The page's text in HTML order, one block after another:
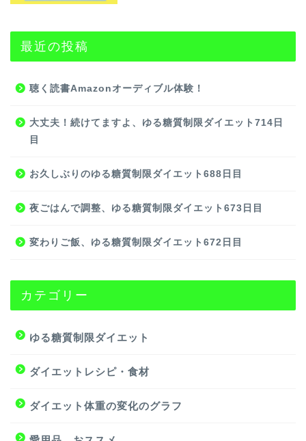
最近の投稿
聴く読書Amazonオーディブル体験！
大丈夫！続けてますよ、ゆる糖質制限ダイエット714日
目
お久しぶりのゆる糖質制限ダイエット688日目
夜ごはんで調整、ゆる糖質制限ダイエット673日目
変わりご飯、ゆる糖質制限ダイエット672日目
カテゴリー
ゆる糖質制限ダイエット
ダイエットレシピ・食材
ダイエット体重の変化のグラフ